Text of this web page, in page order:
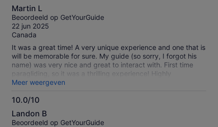
10.0
van
10
Martin L
Beoordeeld op GetYourGuide
22 jun 2025
Canada
It was a great time! A very unique experience and one that is
will be memorable for sure. My guide (so sorry, I forgot his
name) was very nice and great to interact with. First time
paragliding, so it was a thrilling experience! Highly
recommend it to anyone!
Meer weergeven
10.0/10
10.0
van
Landon B
Beoordeeld op GetYourGuide